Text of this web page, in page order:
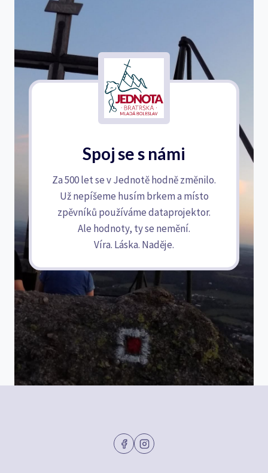
Spoj se s námi
Za 500 let se v Jednotě hodně změnilo.
Už nepíšeme husím brkem a místo
zpěvníků používáme dataprojektor.
Ale hodnoty, ty se nemění.
Víra. Láska. Naděje.